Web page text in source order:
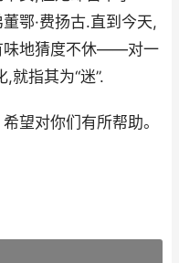
鄂·费扬古.直到今天,
味地猜度不休——对一
就指其为“迷”.
望对你们有所帮助。